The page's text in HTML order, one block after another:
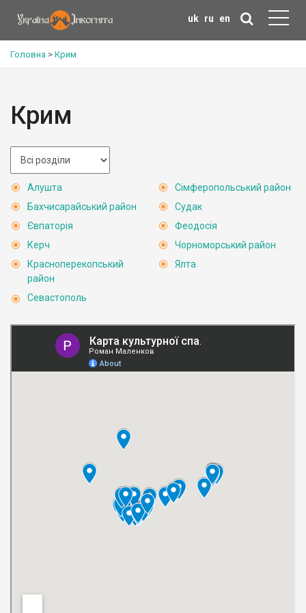
uk ru en
Головна > Крим
Крим
Алушта
Бахчисарайський район
Євпаторія
Керч
Красноперекопський
район
Севастополь
Сімферопольський район
Судак
Феодосія
Чорноморський район
Ялта